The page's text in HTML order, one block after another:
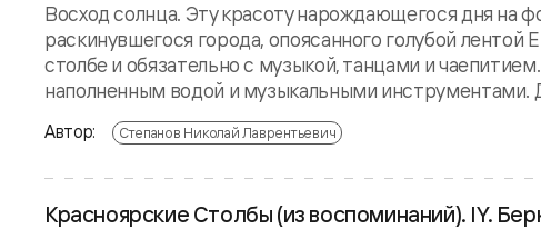
Восход солнца. Эту красоту нарождающегося дня на
раскинувшегося города, опоясанного голубой
столбе и обязательно с музыкой, танцами и
наполненным водой и музыкальными инструментами.
Автор: Степанов Николай Лаврентьевич
Красноярские Столбы (из воспоминаний). IY.